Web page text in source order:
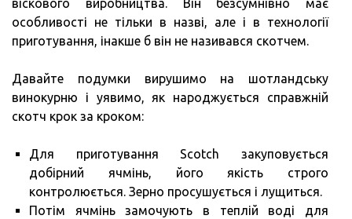
віскового виробництва. Він безсумнівно має
особливості не тільки в назві, але і в технології
приготування, інакше б він не називався скотчем.
Давайте подумки вирушимо на шотландську
винокурню і уявимо, як народжується справжній
скотч крок за кроком:
Для приготування Scotch закуповується
добірний ячмінь, його якість строго
контролюється. Зерно просушується і лущиться.
Потім ячмінь замочують в теплій воді для